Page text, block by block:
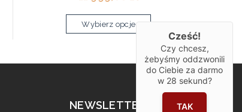
Wybierz opcje
NEWSLETTER
Cześć!
Czy chcesz,
żebyśmy oddzwonili
do Ciebie za darmo
w 28 sekund?
TAK